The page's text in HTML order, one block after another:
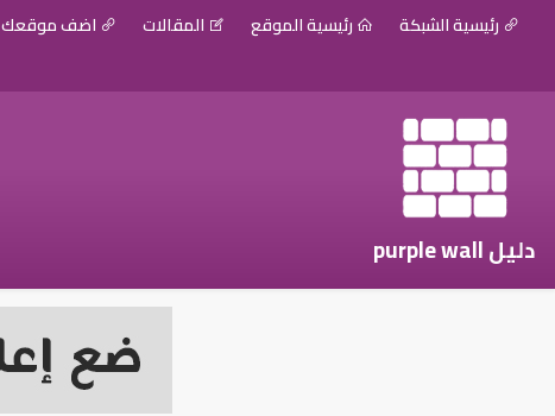
رئيسية الشبكة رئيسية الموقع المقالات اضف موقعك
دليل purple wall